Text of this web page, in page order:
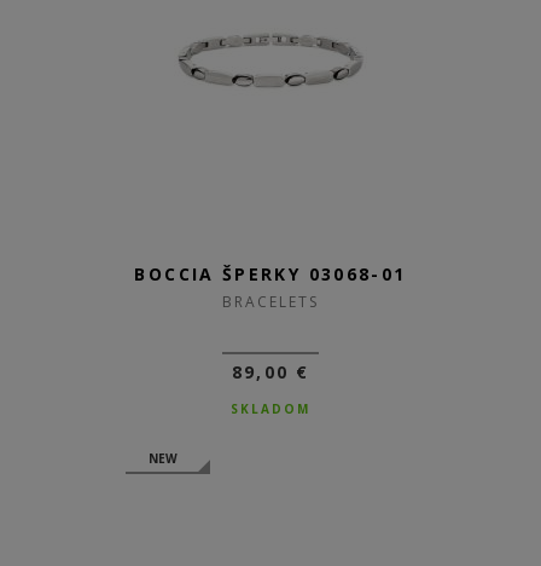
BOCCIA ŠPERKY 03068-01
BRACELETS
89,00 €
SKLADOM
NEW